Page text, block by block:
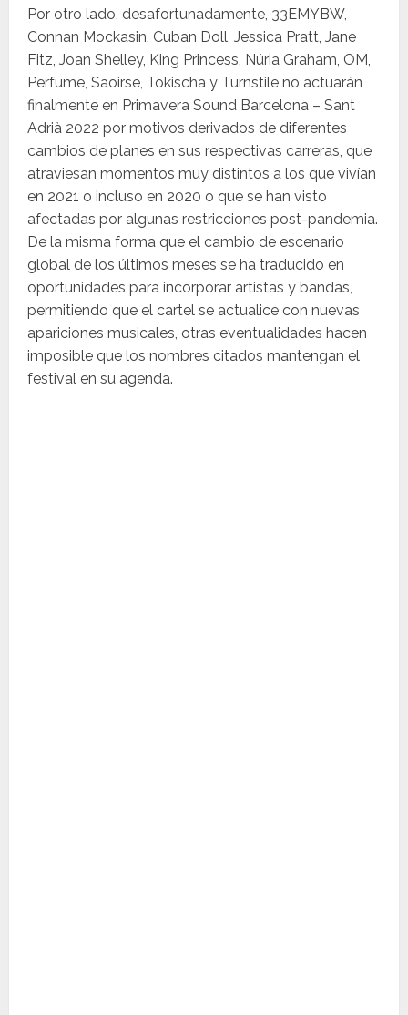
Por otro lado, desafortunadamente, 33EMYBW,
Connan Mockasin, Cuban Doll, Jessica Pratt, Jane
Fitz, Joan Shelley, King Princess, Núria Graham, OM,
Perfume, Saoirse, Tokischa y Turnstile no actuarán
finalmente en Primavera Sound Barcelona – Sant
Adrià 2022 por motivos derivados de diferentes
cambios de planes en sus respectivas carreras, que
atraviesan momentos muy distintos a los que vivían
en 2021 o incluso en 2020 o que se han visto
afectadas por algunas restricciones post-pandemia.
De la misma forma que el cambio de escenario
global de los últimos meses se ha traducido en
oportunidades para incorporar artistas y bandas,
permitiendo que el cartel se actualice con nuevas
apariciones musicales, otras eventualidades hacen
imposible que los nombres citados mantengan el
festival en su agenda.